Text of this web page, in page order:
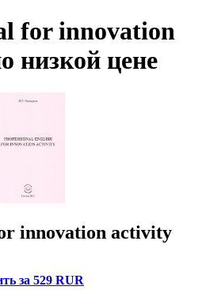
for innovation
низкой цене
innovation activity
за 529 RUR